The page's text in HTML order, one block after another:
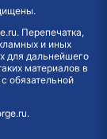
Перепечатка,
и иных
для дальнейшего
материалов в
обязательной
.